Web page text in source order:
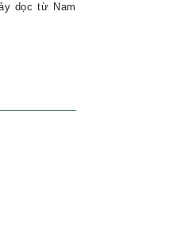
dọc từ Nam